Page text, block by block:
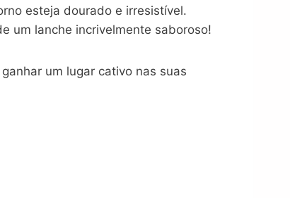
esteja dourado e irresistível.
um lanche incrivelmente saboroso!
um lugar cativo nas suas